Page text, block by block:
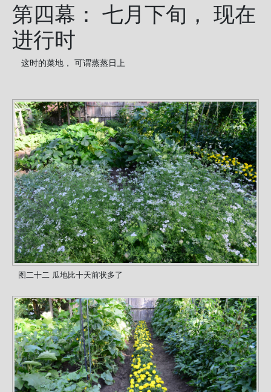
第四幕： 七月下旬， 现在
进行时
这时的菜地， 可谓蒸蒸日上
图二十二 瓜地比十天前状多了